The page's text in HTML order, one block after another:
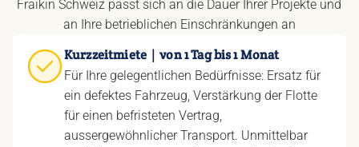
Fraikin Schweiz passt sich an die Dauer Ihrer Projekte und
an Ihre betrieblichen Einschränkungen an
Kurzzeitmiete｜von 1 Tag bis 1 Monat
Für Ihre gelegentlichen Bedürfnisse: Ersatz für
ein defektes Fahrzeug, Verstärkung der Flotte
für einen befristeten Vertrag,
aussergewöhnlicher Transport. Unmittelbar